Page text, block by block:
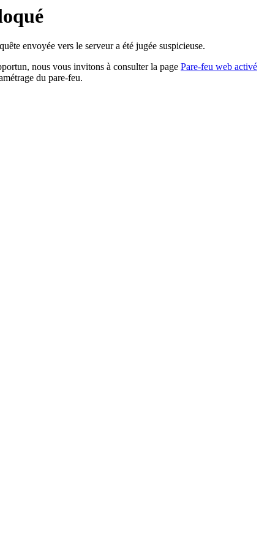
envoyée vers le serveur a été jugée suspicieuse.
nous vous invitons à consulter la page Pare-feu web activé
du pare-feu.